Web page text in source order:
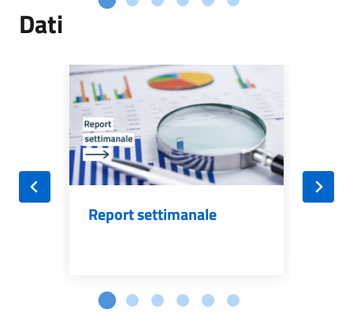
Dati
Report settimanale